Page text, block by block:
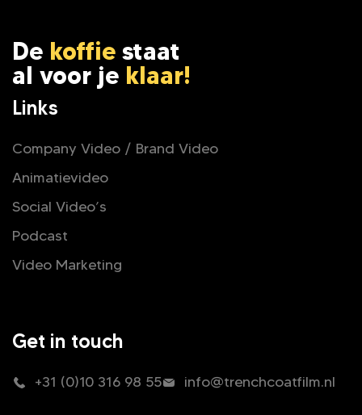
De koffie staat
al voor je klaar!
Links
Company Video / Brand Video
Animatievideo
Social Video’s
Podcast
Video Marketing
Get in touch
+31 (0)10 316 98 55 info@trenchcoatfilm.nl